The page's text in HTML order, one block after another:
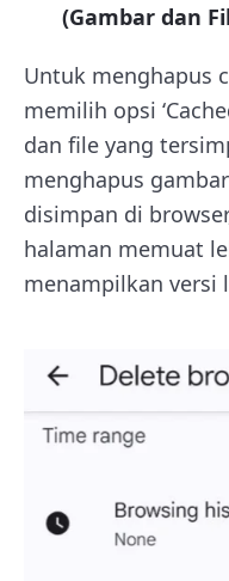
(Gambar dan
Untuk menghapus
memilih opsi
dan file yang
menghapus
disimpan di
halaman memuat
menampilkan versi